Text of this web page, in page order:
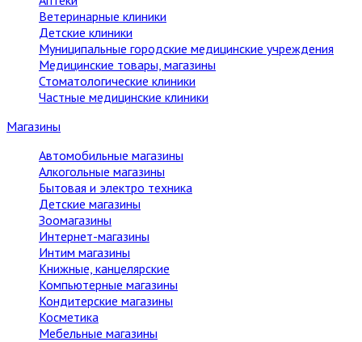
Ветеринарные клиники
Детские клиники
Муниципальные городские медицинские учреждения
Медицинские товары, магазины
Стоматологические клиники
Частные медицинские клиники
Магазины
Автомобильные магазины
Алкогольные магазины
Бытовая и электро техника
Детские магазины
Зоомагазины
Интернет-магазины
Интим магазины
Книжные, канцелярские
Компьютерные магазины
Кондитерские магазины
Косметика
Мебельные магазины